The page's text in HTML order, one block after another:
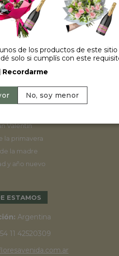
15 años
Bodas
Valentín
la primavera
la madre
y año nuevo
ESTAMOS
Argentina
11 42520309
de los productos de este
solo si cumplís con este
Recordarme